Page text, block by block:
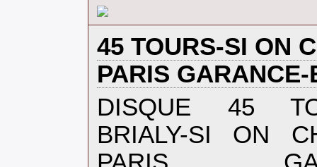
‎45 TOURS-SI ON
PARIS
‎DISQUE 45
BRIALY-SI ON